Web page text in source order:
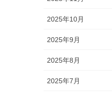
2025年10月
2025年9月
2025年8月
2025年7月